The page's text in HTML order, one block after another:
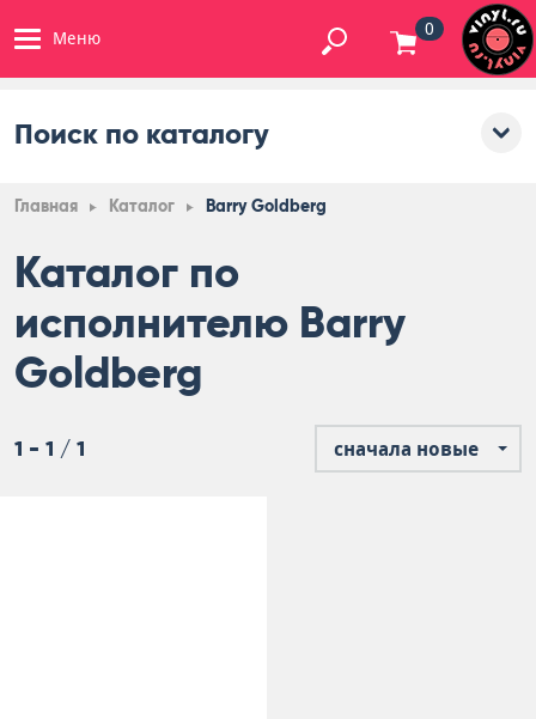
Меню 0
Поиск по каталогу
Главная Каталог Barry Goldberg
Каталог по
исполнителю Barry
Goldberg
1 - 1 / 1 сначала новые